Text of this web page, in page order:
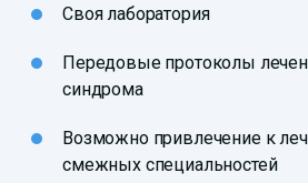
Своя лаборатория
Передовые протоколы
синдрома
Возможно привлечение к
смежных специальностей